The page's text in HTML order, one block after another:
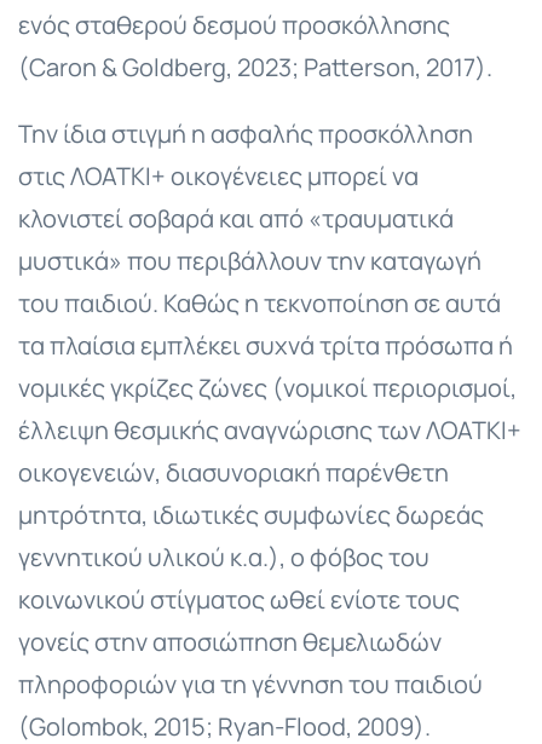
ενός σταθερού δεσμού προσκόλλησης
(Caron & Goldberg, 2023; Patterson, 2017).
Την ίδια στιγμή η ασφαλής προσκόλληση
στις ΛΟΑΤΚΙ+ οικογένειες μπορεί να
κλονιστεί σοβαρά και από «τραυματικά
μυστικά» που περιβάλλουν την καταγωγή
του παιδιού. Καθώς η τεκνοποίηση σε αυτά
τα πλαίσια εμπλέκει συχνά τρίτα πρόσωπα ή
νομικές γκρίζες ζώνες (νομικοί περιορισμοί,
έλλειψη θεσμικής αναγνώρισης των ΛΟΑΤΚΙ+
οικογενειών, διασυνοριακή παρένθετη
μητρότητα, ιδιωτικές συμφωνίες δωρεάς
γεννητικού υλικού κ.α.), ο φόβος του
κοινωνικού στίγματος ωθεί ενίοτε τους
γονείς στην αποσιώπηση θεμελιωδών
πληροφοριών για τη γέννηση του παιδιού
(Golombok, 2015; Ryan-Flood, 2009).